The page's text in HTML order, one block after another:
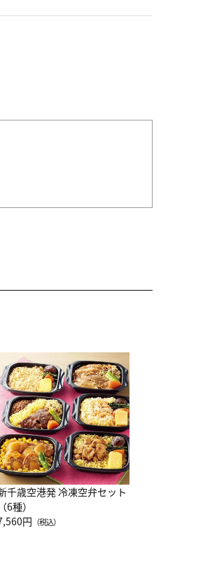
千歳空港発 冷凍空弁セット
（6種）
円 （税込）